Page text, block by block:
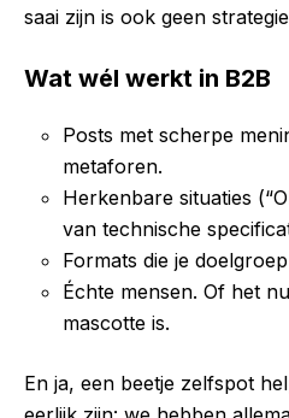
saai zijn is ook geen
Wat wél werkt in B2B
Posts met scherpe
metaforen.
Herkenbare situaties
van technische
Formats die je
Échte mensen. Of het
mascotte is.
En ja, een beetje zelfspot